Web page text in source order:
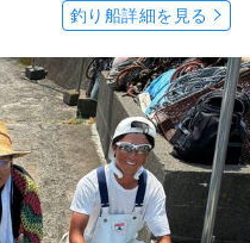
釣り船詳細を見る